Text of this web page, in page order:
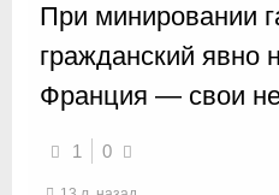
При минировании
гражданский
Франция — свои
1 0